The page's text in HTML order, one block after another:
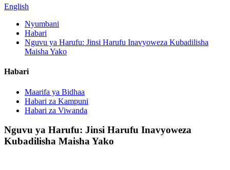
English
Nyumbani
Habari
Nguvu ya Harufu: Jinsi Harufu Inavyoweza Kubadilisha
Maisha Yako
Habari
Maarifa ya Bidhaa
Habari za Kampuni
Habari za Viwanda
Nguvu ya Harufu: Jinsi Harufu Inavyoweza
Kubadilisha Maisha Yako